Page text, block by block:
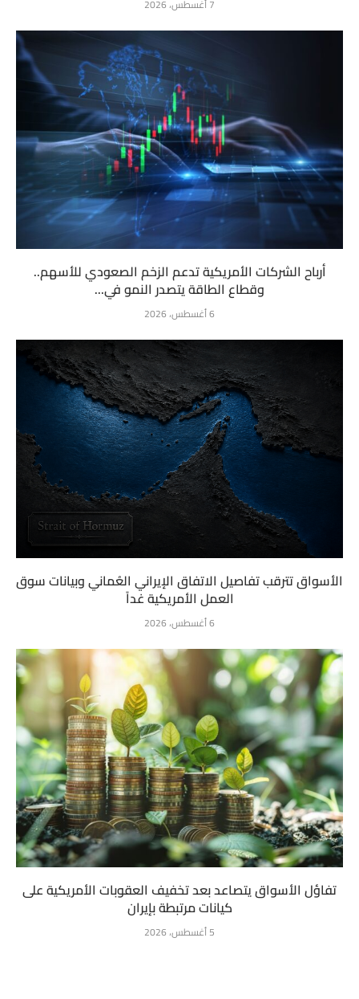
7 أغسطس، 2026
أرباح الشركات الأمريكية تدعم الزخم الصعودي للأسهم..
وقطاع الطاقة يتصدر النمو في...
6 أغسطس، 2026
الأسواق تترقب تفاصيل الاتفاق الإيراني العُماني وبيانات سوق
العمل الأمريكية غداً
6 أغسطس، 2026
تفاؤل الأسواق يتصاعد بعد تخفيف العقوبات الأمريكية على
كيانات مرتبطة بإيران
5 أغسطس، 2026